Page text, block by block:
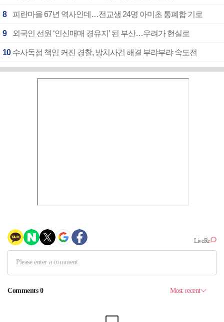
8 피란마을 67년 역사인데…전교생 24명 아미초 통폐합 기로
9 외국인 선원 ‘인신매매 경유지’ 된 부산…우려가 현실로
10 수사독점 책임 커진 경찰, 방치사건 해결 부랴부랴 속도전